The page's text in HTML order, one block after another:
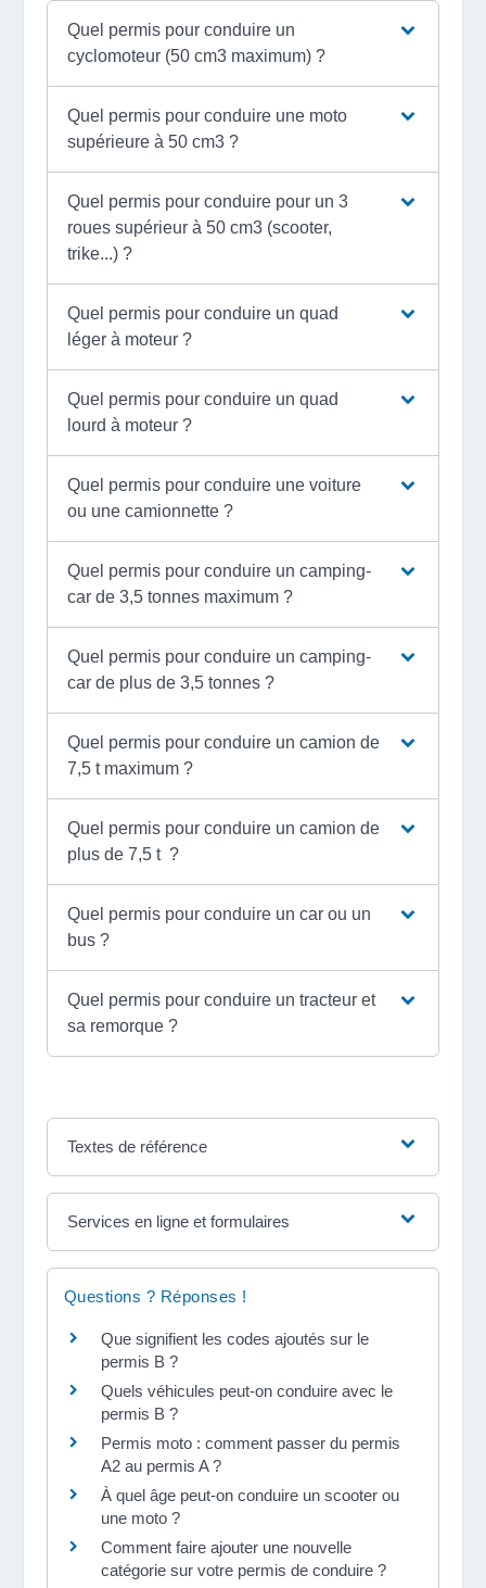
Quel permis pour conduire un
cyclomoteur (50 cm3 maximum) ?
Quel permis pour conduire une moto
supérieure à 50 cm3 ?
Quel permis pour conduire pour un 3
roues supérieur à 50 cm3 (scooter,
trike...) ?
Quel permis pour conduire un quad
léger à moteur ?
Quel permis pour conduire un quad
lourd à moteur ?
Quel permis pour conduire une voiture
ou une camionnette ?
Quel permis pour conduire un camping-
car de 3,5 tonnes maximum ?
Quel permis pour conduire un camping-
car de plus de 3,5 tonnes ?
Quel permis pour conduire un camion de
7,5 t maximum ?
Quel permis pour conduire un camion de
plus de 7,5 t ?
Quel permis pour conduire un car ou un
bus ?
Quel permis pour conduire un tracteur et
sa remorque ?
Textes de référence
Services en ligne et formulaires
Questions ? Réponses !
Que signifient les codes ajoutés sur le
permis B ?
Quels véhicules peut-on conduire avec le
permis B ?
Permis moto : comment passer du permis
A2 au permis A ?
À quel âge peut-on conduire un scooter ou
une moto ?
Comment faire ajouter une nouvelle
catégorie sur votre permis de conduire ?